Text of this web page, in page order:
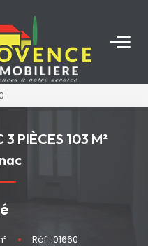
PIÈCES 103 M²
• Réf : 01660